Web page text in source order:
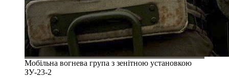
Мобільна вогнева група з зенітною установкою
ЗУ-23-2